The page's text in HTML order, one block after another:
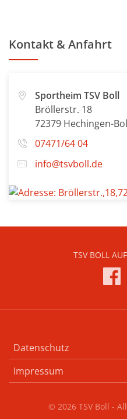
Kontakt & Anfahrt
Sportheim TSV Boll
Bröllerstr. 18
72379 Hechingen-
07471/64 04
info@tsvboll.de
TSV BOLL
Datenschutz
Impressum
© 2026 TSV Boll -